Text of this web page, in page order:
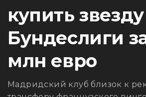
купить звезду
Бундеслиги
млн евро
Мадридский клуб близок к